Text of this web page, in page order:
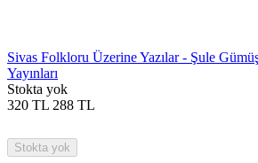
Sivas Folkloru Üzerine Yazılar - Şule
Yayınları
Stokta yok
320 TL 288 TL
Stokta yok